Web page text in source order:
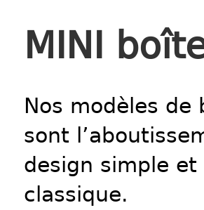
MINI
Nos modèles de
sont
design simple
classique.